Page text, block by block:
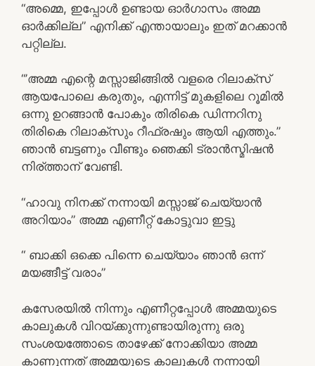
“അമ്മെ, ഇപ്പോൾ ഉണ്ടായ ഓർഗാസം അമ്മ
ഓർക്കില്ല” എനിക്ക് എന്തായാലും ഇത് മറക്കാൻ
പറ്റില്ല.
“’അമ്മ എന്റെ മസ്സാജിങ്ങിൽ വളരെ റിലാക്സ്
ആയപോലെ കരുതും, എന്നിട്ട് മുകളിലെ റൂമിൽ
ഒന്നു ഉറങ്ങാൻ പോകും തിരികെ ഡിന്നറിനു
തിരികെ റിലാക്‌സും റീഫ്രഷും ആയി എത്തും.”
ഞാൻ ബട്ടണും വീണ്ടും ഞെക്കി ട്രാൻസ്മിഷൻ
നിര്ത്താന് വേണ്ടി.
“ഹാവു നിനക്ക് നന്നായി മസ്സാജ് ചെയ്യാൻ
അറിയാം” അമ്മ എണീറ്റ് കോട്ടുവാ ഇട്ടു
“ ബാക്കി ഒക്കെ പിന്നെ ചെയ്യാം ഞാൻ ഒന്ന്
മയങ്ങീട്ട് വരാം”
കസേരയിൽ നിന്നും എണീറ്റപ്പോൾ അമ്മയുടെ
കാലുകൾ വിറയ്ക്കുന്നുണ്ടായിരുന്നു ഒരു
സംശയത്തോടെ താഴേക്ക് നോക്കിയാ അമ്മ
കാണുന്നത് അമ്മയുടെ കാലുകൾ നന്നായി